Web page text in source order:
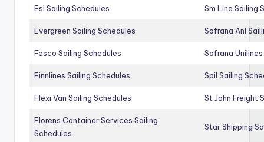
Esl Sailing Schedules Sm Line Sailing
Evergreen Sailing Schedules Sofrana Anl
Fesco Sailing Schedules Sofrana
Finnlines Sailing Schedules Spil Sailing
Flexi Van Sailing Schedules St John Freight
Florens Container Services Sailing
Schedules
Star Shipping